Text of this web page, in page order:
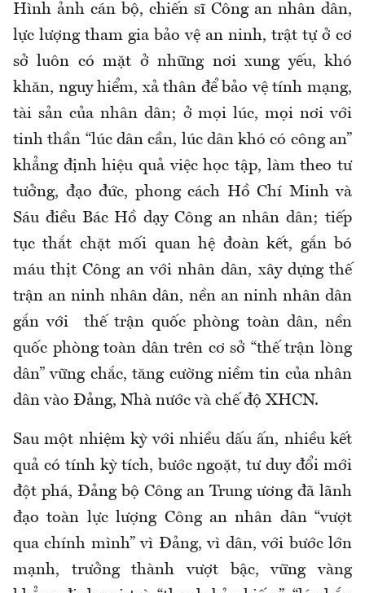
Hình ảnh cán bộ, chiến sĩ Công an nhân dân,
lực lượng tham gia bảo vệ an ninh, trật tự ở cơ
sở luôn có mặt ở những nơi xung yếu, khó
khăn, nguy hiểm, xả thân để bảo vệ tính mạng,
tài sản của nhân dân; ở mọi lúc, mọi nơi với
tinh thần “lúc dân cần, lúc dân khó có công an”
khẳng định hiệu quả việc học tập, làm theo tư
tưởng, đạo đức, phong cách Hồ Chí Minh và
Sáu điều Bác Hồ dạy Công an nhân dân; tiếp
tục thắt chặt mối quan hệ đoàn kết, gắn bó
máu thịt Công an với nhân dân, xây dựng thế
trận an ninh nhân dân, nền an ninh nhân dân
gắn với thế trận quốc phòng toàn dân, nền
quốc phòng toàn dân trên cơ sở “thế trận lòng
dân” vững chắc, tăng cường niềm tin của nhân
dân vào Đảng, Nhà nước và chế độ XHCN.
Sau một nhiệm kỳ với nhiều dấu ấn, nhiều kết
quả có tính kỳ tích, bước ngoặt, tư duy đổi mới
đột phá, Đảng bộ Công an Trung ương đã lãnh
đạo toàn lực lượng Công an nhân dân “vượt
qua chính mình” vì Đảng, vì dân, với bước lớn
mạnh, trưởng thành vượt bậc, vững vàng